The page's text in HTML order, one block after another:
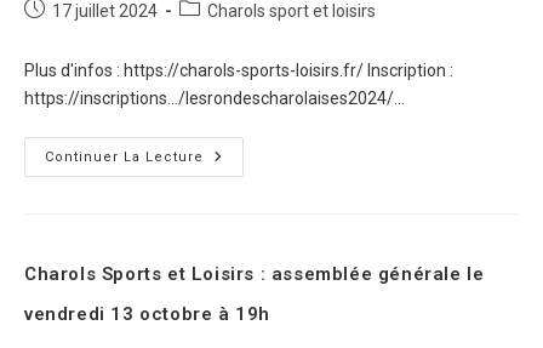
17 juillet 2024 Charols sport et loisirs
Plus d'infos : https://charols-sports-loisirs.fr/ Inscription :
https://inscriptions.../lesrondescharolaises2024/...
Continuer La Lecture
Charols Sports et Loisirs : assemblée générale le
vendredi 13 octobre à 19h